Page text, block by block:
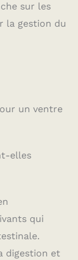
sur les
la gestion du
un ventre
elles
qui
digestion et